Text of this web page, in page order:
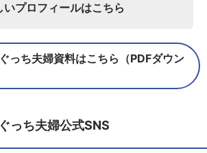
いプロフィールはこちら
っち夫婦資料はこちら（PDFダウン
ぐっち夫婦公式SNS